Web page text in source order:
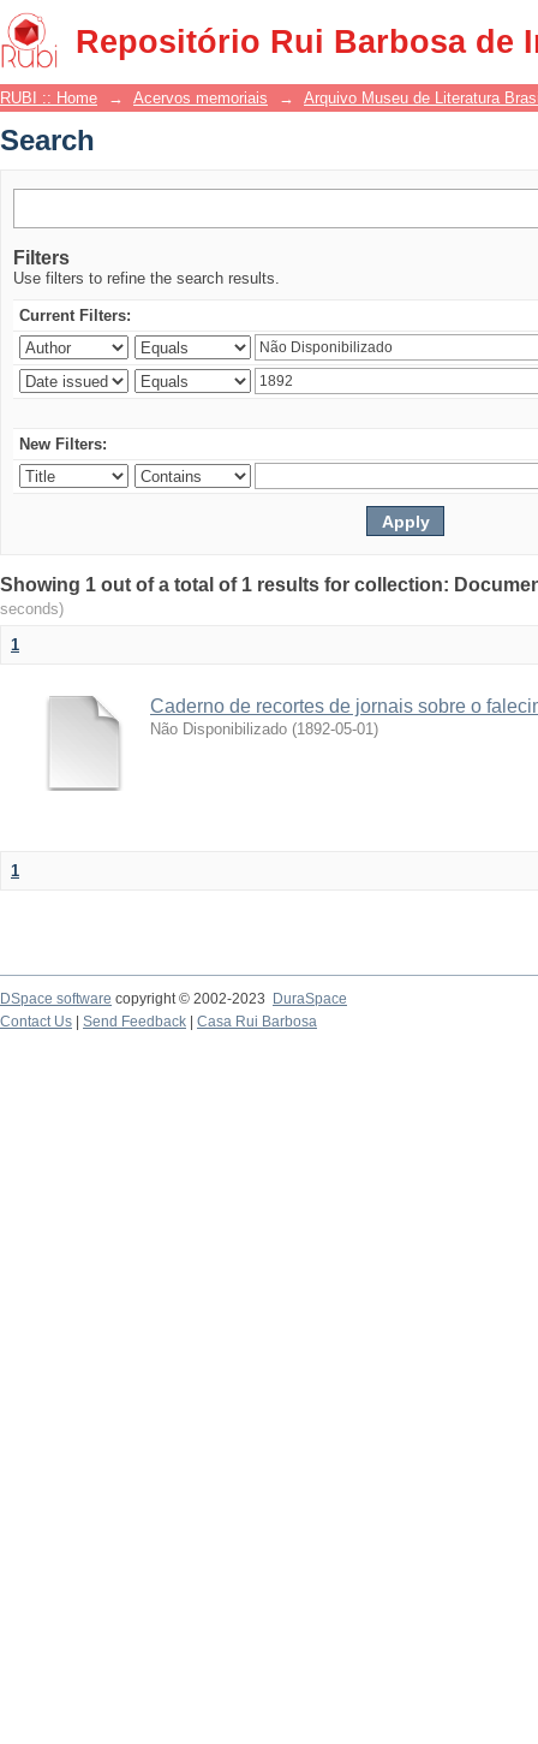
Repositório Rui Barbosa de
Search
RUBI :: Home → Acervos memoriais → Arquivo Museu de Literatura
Search
Filters
Use filters to refine the search results.
Current Filters:
New Filters:
Showing 1 out of a total of 1 results for collection:
seconds)
1
Caderno de recortes de jornais sobre o
Não Disponibilizado (1892-05-01)
1
DSpace software copyright © 2002-2023
DuraSpace
Contact Us
Send Feedback Casa Rui Barbosa